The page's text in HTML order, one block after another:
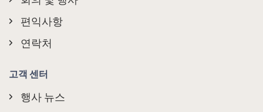
편익사항
연락처
고객 센터
행사 뉴스